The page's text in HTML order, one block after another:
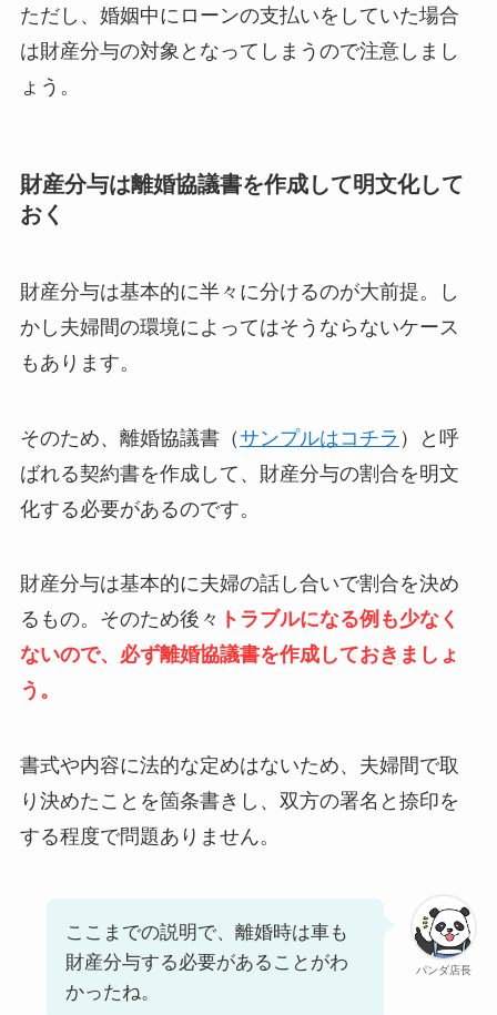
ただし、婚姻中にローンの支払いをしていた場合
は財産分与の対象となってしまうので注意しまし
ょう。
財産分与は離婚協議書を作成して明文化して
おく
財産分与は基本的に半々に分けるのが大前提。し
かし夫婦間の環境によってはそうならないケース
もあります。
そのため、離婚協議書（サンプルはコチラ ）と呼
ばれる契約書を作成して、財産分与の割合を明文
化する必要があるのです。
財産分与は基本的に夫婦の話し合いで割合を決め
るもの。そのため後々 トラブルになる例も少なく
ないので、必ず離婚協議書を作成しておきましょ
う。
書式や内容に法的な定めはないため、夫婦間で取
り決めたことを箇条書きし、双方の署名と捺印を
する程度で問題ありません。
パンダ店長
ここまでの説明で、離婚時は車も
財産分与する必要があることがわ
かったね。